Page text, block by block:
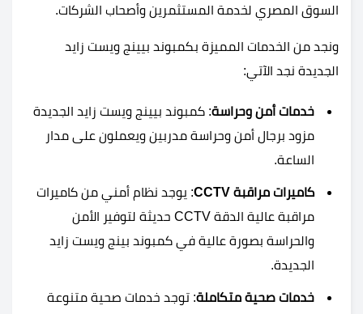
السوق المصري لخدمة المستثمرين وأصحاب الشركات.
ونجد من الخدمات المميزة بكمبوند بيينج ويست زايد
الجديدة نجد الآتي:
خدمات أمن وحراسة: كمبوند بيينج ويست زايد الجديدة
مزود برجال أمن وحراسة مدربين ويعملون على مدار
الساعة.
كاميرات مراقبة CCTV
: يوجد نظام أمني من كاميرات
مراقبة عالية الدقة CCTV حديثة لتوفير الأمن
والحراسة بصورة عالية في كمبوند بينج ويست زايد
الجديدة.
خدمات صحية متكاملة: توجد خدمات صحية متنوعة